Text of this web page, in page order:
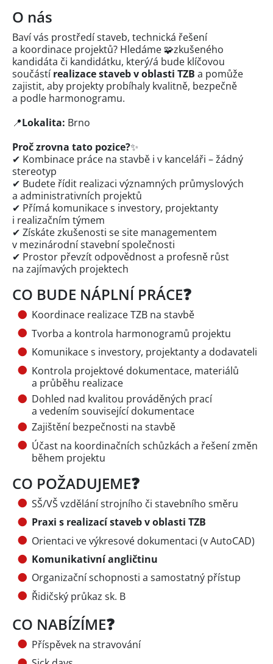
O nás
Baví vás prostředí staveb, technická řešení
a koordinace projektů? Hledáme 🧩zkušeného
kandidáta či kandidátku, který/á bude klíčovou
součástírealizace staveb v oblasti TZB a pomůže
zajistit, aby projekty probíhaly kvalitně, bezpečně
a podle harmonogramu.
📍Lokalita: Brno
Proč zrovna tato pozice?✨
✔ Kombinace práce na stavbě i v kanceláři – žádný
stereotyp
✔ Budete řídit realizaci významných průmyslových
a administrativních projektů
✔ Přímá komunikace s investory, projektanty
i realizačním týmem
✔ Získáte zkušenosti se site managementem
v mezinárodní stavební společnosti
✔ Prostor převzít odpovědnost a profesně růst
na zajímavých projektech
CO BUDE NÁPLNÍ PRÁCE❓
Koordinace realizace TZB na stavbě
Tvorba a kontrola harmonogramů projektu
Komunikace s investory, projektanty a dodavateli
Kontrola projektové dokumentace, materiálů
a průběhu realizace
Dohled nad kvalitou prováděných prací
a vedením související dokumentace
Zajištění bezpečnosti na stavbě
Účast na koordinačních schůzkách a řešení změn
během projektu
CO POŽADUJEME❓
SŠ/VŠ vzdělání strojního či stavebního směru
Praxi s realizací staveb v oblasti TZB
Orientaci ve výkresové dokumentaci (v AutoCAD)
Komunikativní angličtinu
Organizační schopnosti a samostatný přístup
Řidičský průkaz sk. B
CO NABÍZÍME❓
Příspěvek na stravování